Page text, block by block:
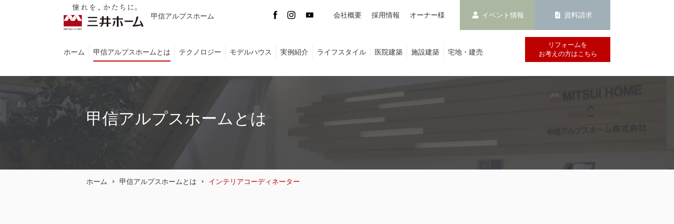
甲信アルプスホーム 会社概要 採用情報 オーナー様 イベント情報 資料請求
ホーム 甲信アルプスホームとは テクノロジー モデルハウス 実例紹介 ライフスタイル 医院建築 施設建築 宅地・建売
リフォームを
お考えの方はこちら
甲信アルプスホームとは
ホーム 甲信アルプスホームとは インテリアコーディネーター